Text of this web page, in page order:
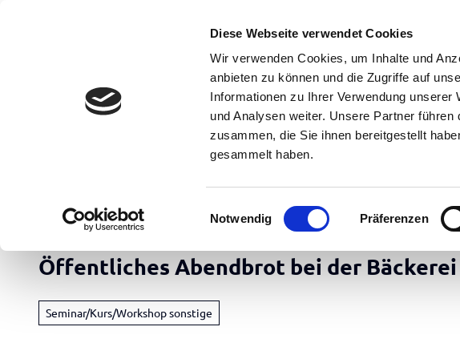
Diese Webseite verwendet Cookies
Wir verwenden Cookies, um Inhalte und
anbieten zu können und die Zugriffe auf
Informationen zu Ihrer Verwendung
und Analysen weiter. Unsere Partner
zusammen, die Sie ihnen bereitgestellt
gesammelt haben.
i
w
l
l
Notwendig Präferenzen
&
Aktiv
Buchen
Öffentliches Abendbrot bei der Bäckerei
Seminar/Kurs/Workshop sonstige